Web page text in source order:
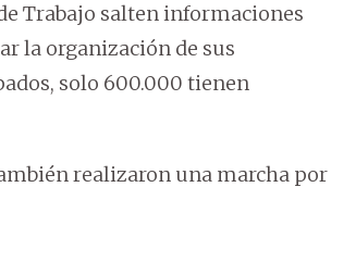
Trabajo salten informaciones
la organización de sus
solo 600.000 tienen
realizaron una marcha por